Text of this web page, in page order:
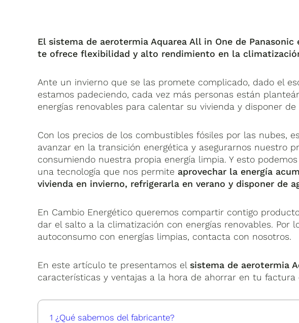
El sistema de aerotermia Aquarea All in One de
te ofrece flexibilidad y alto rendimiento en la
Ante un invierno que se las promete complicado, dado el
estamos padeciendo, cada vez más personas están
energías renovables para calentar su vivienda y disponer de
Con los precios de los combustibles fósiles por las nubes,
avanzar en la transición energética y asegurarnos nuestro
consumiendo nuestra propia energía limpia. Y esto
una tecnología que nos permite aprovechar la energía
vivienda en invierno, refrigerarla en verano y disponer de
En Cambio Energético queremos compartir contigo
dar el salto a la climatización con energías renovables. Por
autoconsumo con energías limpias, contacta con nosotros.
En este artículo te presentamos elsistema de aerotermia
características y ventajas a la hora de ahorrar en tu factura
1 ¿Qué sabemos del fabricante?